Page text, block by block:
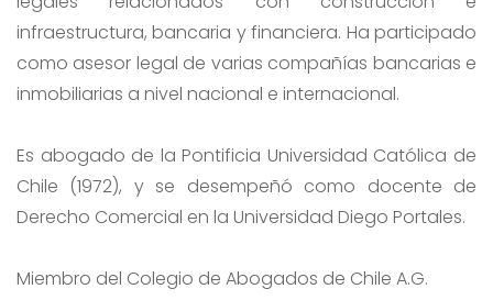
infraestructura, bancaria y financiera. Ha participado
como asesor legal de varias compañías bancarias e
inmobiliarias a nivel nacional e internacional.
Es abogado de la Pontificia Universidad Católica de
Chile (1972), y se desempeñó como docente de
Derecho Comercial en la Universidad Diego Portales.
Miembro del Colegio de Abogados de Chile A.G.